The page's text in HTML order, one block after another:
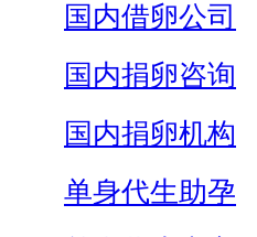
国内借卵公司
国内捐卵咨询
国内捐卵机构
单身代生助孕